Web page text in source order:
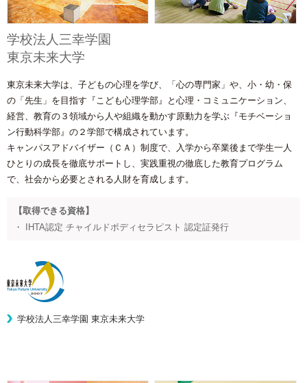
学校法人三幸学園
東京未来大学
東京未来大学は、子どもの心理を学び、「心の専門家」や、小・幼・保
の「先生」を目指す『こども心理学部』と心理・コミュニケーション、
経営、教育の３領域から人や組織を動かす原動力を学ぶ『モチベーショ
ン行動科学部』の２学部で構成されています。
キャンパスアドバイザー（ＣＡ）制度で、入学から卒業後まで学生一人
ひとりの成長を徹底サポートし、実践重視の徹底した教育プログラム
で、社会から必要とされる人財を育成します。
【取得できる資格】
・ IHTA認定 チャイルドボディセラピスト 認定証発行
学校法人三幸学園 東京未来大学